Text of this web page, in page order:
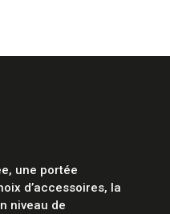
une portée
d’accessoires, la
niveau de